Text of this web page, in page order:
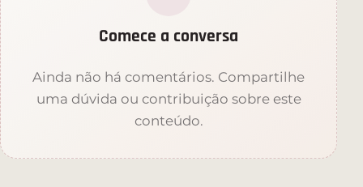
Comece a conversa
Ainda não há comentários. Compartilhe
uma dúvida ou contribuição sobre este
conteúdo.